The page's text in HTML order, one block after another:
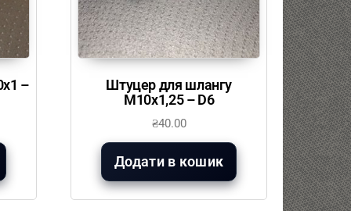
–
Штуцер для шлангу
М10х1,25 – D6
₴40.00
Додати в кошик